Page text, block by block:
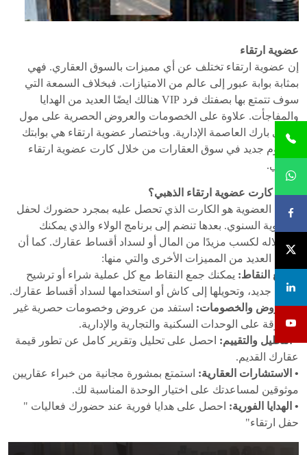
عضوية ارتقاء
إن عضوية ارتقاء تختلف عن أي مميزات بالسوق العقاري. فهي
بمثابة بوابة عبور إلى عالم من الامتيازات. فبخلاف السمعة التي
سوف تتمتع بها بصفتك فرد VIP هنالك ايضًا العديد من الهدايا
والمفاجأت. علاوة على الخصومات والعروض الحصرية على مول
أفيري بارك العاصمة الإدارية. وباختصار عضوية ارتقاء هي بوابتك
لمفهوم جديد في سوق العقارات من خلال كارت عضوية ارتقاء
الذهبي.
ما هو كارت عضوية ارتقاء الذهبي؟
كارت العضوية هو الكارت الذي تحصل عليه بمجرد حضورك لحفل
العضوية السنوي. بعدها تنضم إلى برنامج الولاء والذي يمكنك
استغلاله لكسب مزيدًا من المال أو لسداد أقساط عقارك. كما أن
هنالك العديد من المميزات الأخرى والتي منها:
• جمع النقاط: يمكنك جمع النقاط مع كل عملية شراء أو ترشيح
عميل جديد، وتحويلها إلى كاش أو استخدامها لسداد أقساط عقارك.
• العروض والخصومات: استفد من عروض وخصومات حصرية غير
مسبوقة على الوحدات السكنية والتجارية والإدارية.
• التحليل والتقييم: احصل على تحليل وتقرير كامل عن تطور قيمة
عقارك القديم.
• الاستشارات العقارية: استمتع بمشورة مجانية من خبراء عقاريين
موثوقين لمساعدتك على اختيار الوحدة المناسبة لك.
• الهدايا الفورية: احصل على هدايا فورية عند حضورك فعاليات "
حفل ارتقاء"